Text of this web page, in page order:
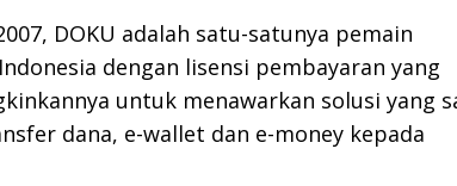
DOKU adalah satu-satunya pemain
dengan lisensi pembayaran yang
untuk menawarkan solusi yang
dana, e-wallet dan e-money kepada